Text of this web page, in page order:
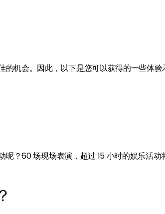
机会。因此，以下是您可以获得的一些体验
？60 场现场表演，超过 15 小时的娱乐活动